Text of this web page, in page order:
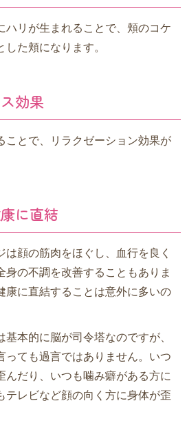
ハリが生まれることで、頬のコケ
た頬になります。
効果
ことで、リラクゼーション効果が
に直結
顔の筋肉をほぐし、血行を良く
の不調を改善することもありま
康に直結することは意外に多いの
本的に脳が司令塔なのですが、
っても過言ではありません。いつ
んだり、いつも噛み癖がある方に
テレビなど顔の向く方に身体が歪